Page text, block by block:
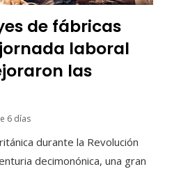
de fábricas
laboral
las
6 días
durante la Revolución
decimonónica, una gran